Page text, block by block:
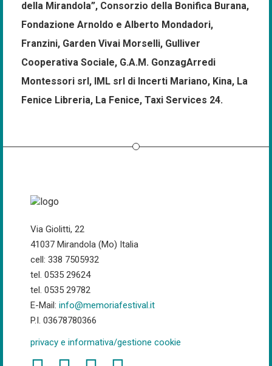
della Mirandola”, Consorzio della Bonifica Burana,
Fondazione Arnoldo e Alberto Mondadori,
Franzini, Garden Vivai Morselli, Gulliver
Cooperativa Sociale, G.A.M. GonzagArredi
Montessori srl, IML srl di Incerti Mariano, Kina, La
Fenice Libreria, La Fenice, Taxi Services 24.
Via Giolitti, 22
41037 Mirandola (Mo) Italia
cell: 338 7505932
tel. 0535 29624
tel. 0535 29782
E-Mail: info@memoriafestival.it
P.I. 03678780366
privacy e informativa/gestione cookie